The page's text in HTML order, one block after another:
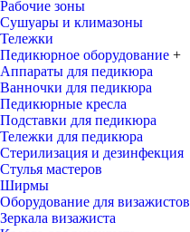
Рабочие зоны
Сушуары и климазоны
Тележки
Педикюрное оборудование +
Аппараты для педикюра
Ванночки для педикюра
Педикюрные кресла
Подставки для педикюра
Тележки для педикюра
Стерилизация и дезинфекция
Стулья мастеров
Ширмы
Оборудование для визажистов
Зеркала визажиста